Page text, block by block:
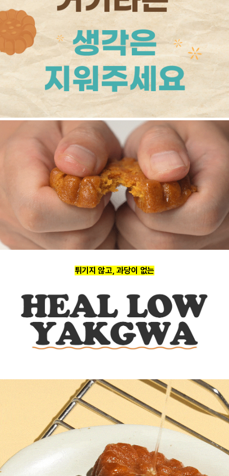
튀기지 않고, 과당이 없는